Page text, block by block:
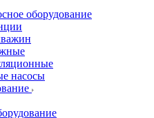
оборудование
насосы